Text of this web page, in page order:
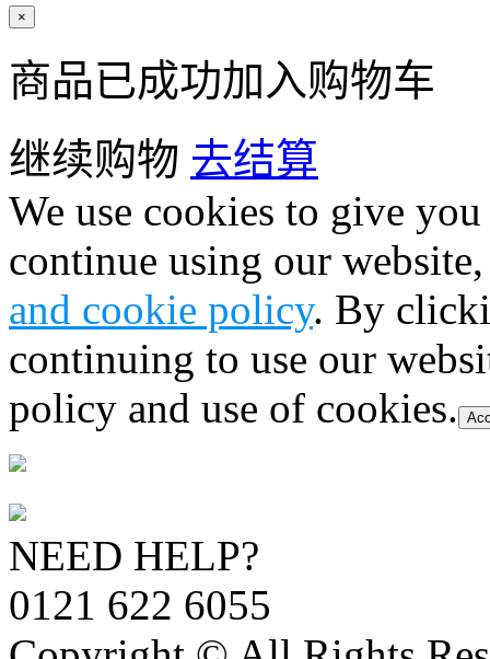
×
商品已成功加入购物车
继续购物 去结算
We use cookies to give
continue using our
and cookie policy. By
continuing to use our
policy and use of cookies.
NEED HELP?
0121 622 6055